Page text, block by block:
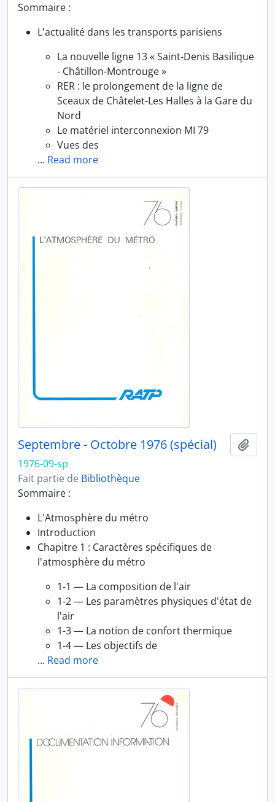
Sommaire :
L'actualité dans les transports parisiens
La nouvelle ligne 13 « Saint-Denis Basilique
- Châtillon-Montrouge »
RER : le prolongement de la ligne de
Sceaux de Châtelet-Les Halles à la Gare du
Nord
Le matériel interconnexion MI 79
Vues des
… Read more
Septembre - Octobre 1976 (spécial)
1976-09-sp
Fait partie de Bibliothèque
Sommaire :
L'Atmosphère du métro
Introduction
Chapitre 1 : Caractères spécifiques de
l'atmosphère du métro
1-1 — La composition de l'air
1-2 — Les paramètres physiques d'état de
l'air
1-3 — La notion de confort thermique
1-4 — Les objectifs de
… Read more